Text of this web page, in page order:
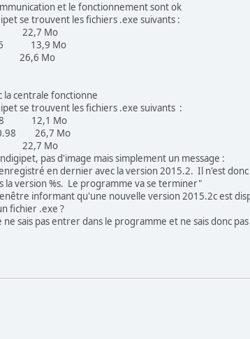
et le fonctionnement sont ok
se trouvent les fichiers .exe suivants :
22,7 Mo
13,9 Mo
Mo
la centrale fonctionne
se trouvent les fichiers .exe suivants :
12,1 Mo
26,7 Mo
22,7 Mo
pas d'image mais simplement un message :
en dernier avec la version 2015.2. Il n'est
la version %s. Le programme va se terminer"
informant qu'une nouvelle version 2015.2c est
fichier .exe ?
ne sais pas entrer dans le programme et ne sais donc